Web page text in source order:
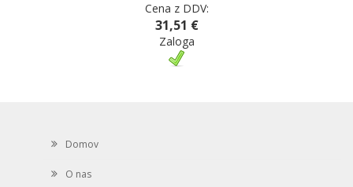
Cena z DDV:
31,51 €
Zaloga
Domov
O nas